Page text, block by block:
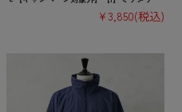
¥3,850(税込)